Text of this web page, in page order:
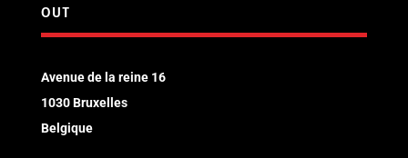
OUT
Avenue de la reine 16
1030 Bruxelles
Belgique